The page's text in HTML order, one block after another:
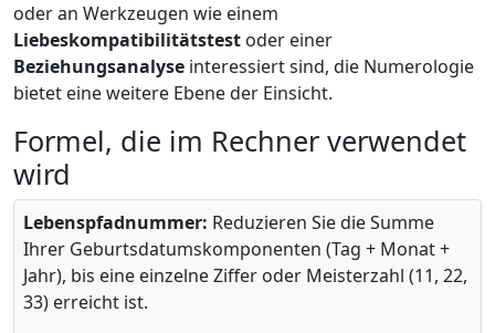
oder an Werkzeugen wie einem
Liebeskompatibilitätstest oder einer
Beziehungsanalyse interessiert sind, die Numerologie
bietet eine weitere Ebene der Einsicht.
Formel, die im Rechner verwendet
wird
Lebenspfadnummer: Reduzieren Sie die Summe
Ihrer Geburtsdatumskomponenten (Tag + Monat +
Jahr), bis eine einzelne Ziffer oder Meisterzahl (11, 22,
33) erreicht ist.